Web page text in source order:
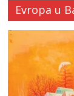
Evropa u